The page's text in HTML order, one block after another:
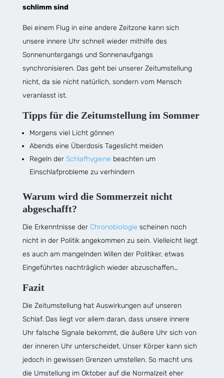
schlimm sind
Bei einem Flug in eine andere Zeitzone kann sich
unsere innere Uhr schnell wieder mithilfe des
Sonnenuntergangs und Sonnenaufgangs
synchronisieren. Das geht bei unserer Zeitumstellung
nicht, da sie nicht natürlich, sondern vom Mensch
veranlasst ist.
Tipps für die Zeitumstellung im Sommer
Morgens viel Licht gönnen
Abends eine Überdosis Tageslicht meiden
Regeln der Schlafhygiene beachten um
Einschlafprobleme zu verhindern
Warum wird die Sommerzeit nicht
abgeschafft?
Die Erkenntnisse der Chronobiologie scheinen noch
nicht in der Politik angekommen zu sein. Vielleicht liegt
es auch am mangelnden Willen der Politiker, etwas
Eingeführtes nachträglich wieder abzuschaffen…
Fazit
Die Zeitumstellung hat Auswirkungen auf unseren
Schlaf. Das liegt vor allem daran, dass unsere innere
Uhr falsche Signale bekommt, die äußere Uhr sich von
der inneren Uhr unterscheidet. Unser Körper kann sich
jedoch in gewissen Grenzen umstellen. So macht uns
die Umstellung im Oktober auf die Normalzeit eher